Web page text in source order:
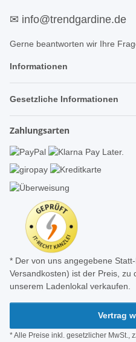
✉ info@trendgardine.de
Gerne beantworten wir Ihre
Informationen
Gesetzliche Informationen
Zahlungsarten
* Der von uns angegebene
Versandkosten) ist der Preis, zu
unserem Ladenlokal verkaufen.
Vertrag
* Alle Preise inkl. gesetzlicher MwSt.,